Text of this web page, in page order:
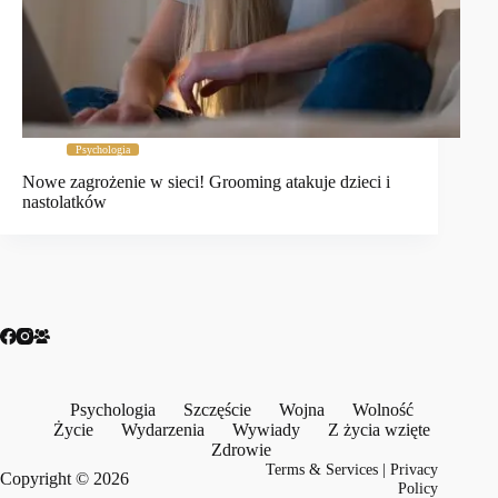
Psychologia
Nowe zagrożenie w sieci! Grooming atakuje dzieci i
nastolatków
Psychologia Szczęście Wojna
Wolność
Życie
Wydarzenia Wywiady
Z życia wzięte
Zdrowie
Copyright © 2026
Terms & Services |Privacy
Policy